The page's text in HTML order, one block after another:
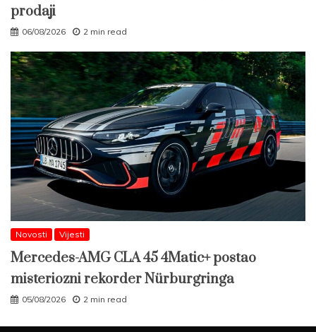
prodaji
06/08/2026 2 min read
Novosti Vijesti
Mercedes-AMG CLA 45 4Matic+ postao
misteriozni rekorder Nürburgringa
05/08/2026 2 min read